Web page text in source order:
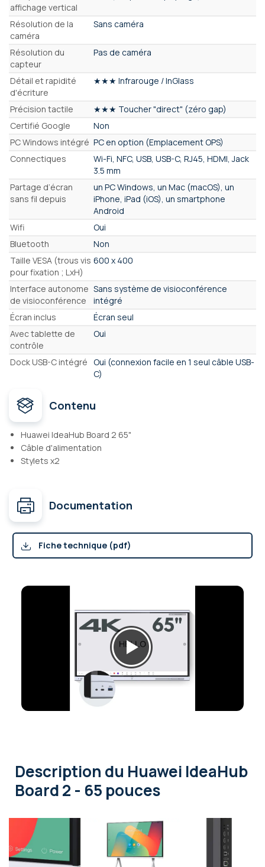
affichage vertical
Résolution de la
caméra
Sans caméra
Résolution du
capteur
Pas de caméra
Détail et rapidité
d'écriture
★★★ Infrarouge / InGlass
Précision tactile
★★★ Toucher "direct" (zéro gap)
Certifié Google
Non
PC Windows intégré PC en option (Emplacement OPS)
Connectiques
Wi-Fi, NFC, USB, USB-C, RJ45, HDMI, Jack
3.5 mm
Partage d’écran
sans fil depuis
un PC Windows, un Mac (macOS), un
iPhone, iPad (iOS), un smartphone
Android
Wifi
Oui
Bluetooth
Non
Taille VESA (trous vis
pour fixation ; LxH)
600 x 400
Interface autonome
de visioconférence
Sans système de visioconférence
intégré
Écran inclus
Écran seul
Avec tablette de
contrôle
Oui
Dock USB-C intégré Oui (connexion facile en 1 seul câble USB-
C)
Contenu
Huawei IdeaHub Board 2 65"
Câble d'alimentation
Stylets x2
Documentation
Fiche technique (pdf)
Description du Huawei IdeaHub
Board 2 - 65 pouces